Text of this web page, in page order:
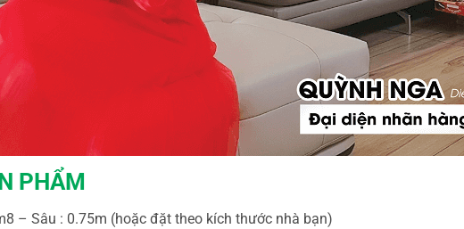
PHẨM
– Sâu : 0.75m (hoặc đặt theo kích thước nhà bạn)